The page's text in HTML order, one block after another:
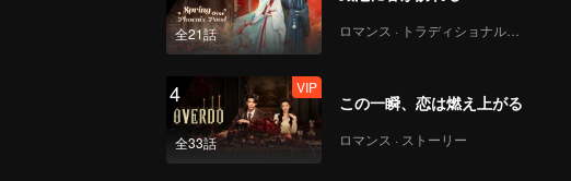
全21話 ロマンス · トラディショナル・コスチューム
4
全33話
VIP
この一瞬、恋は燃え上がる
ロマンス · ストーリー